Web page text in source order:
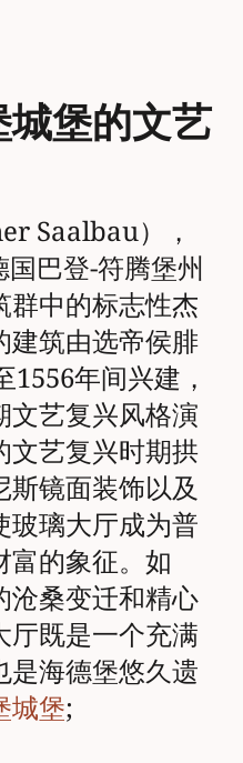
堡的文艺
Saalbau），
巴登-符腾堡州
群中的标志性杰
建筑由选帝侯腓
年间兴建，
文艺复兴风格演
文艺复兴时期拱
镜面装饰以及
玻璃大厅成为普
富的象征。如
沧桑变迁和精心
厅既是一个充满
是海德堡悠久遗
城堡;